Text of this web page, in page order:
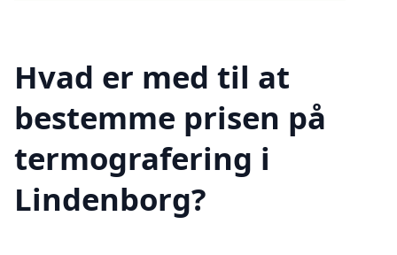
Hvad er med til at
bestemme prisen på
termografering i
Lindenborg?